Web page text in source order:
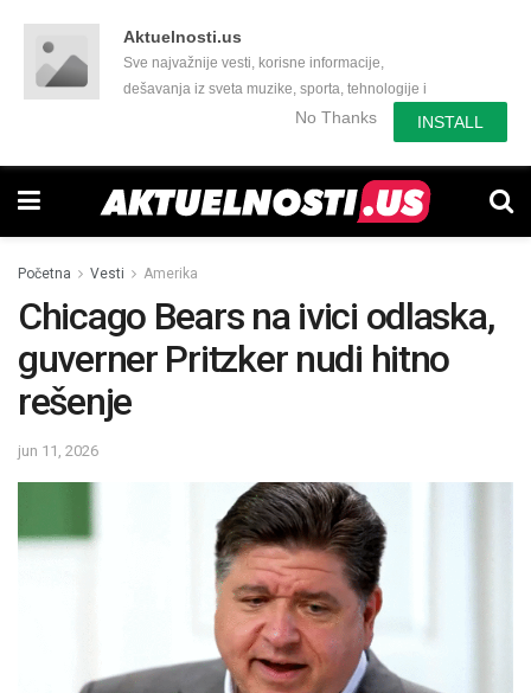
Aktuelnosti.us
Sve najvažnije vesti, korisne informacije,
dešavanja iz sveta muzike, sporta, tehnologije i
još mnogo toga zanimljivog.No Thanks INSTALL
Početna Vesti Amerika
Chicago Bears na ivici odlaska,
guverner Pritzker nudi hitno
rešenje
jun 11, 2026